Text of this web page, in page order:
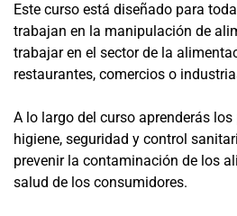
Este curso está diseñado para
trabajan en la manipulación de
trabajar en el sector de la
restaurantes, comercios o
A lo largo del curso aprenderás
higiene, seguridad y control
prevenir la contaminación de los
salud de los consumidores.